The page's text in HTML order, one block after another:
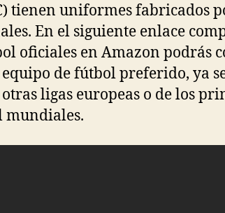
tienen uniformes fabricados
En el siguiente enlace
oficiales en Amazon podrás
de fútbol preferido, ya
ligas europeas o de los
mundiales.